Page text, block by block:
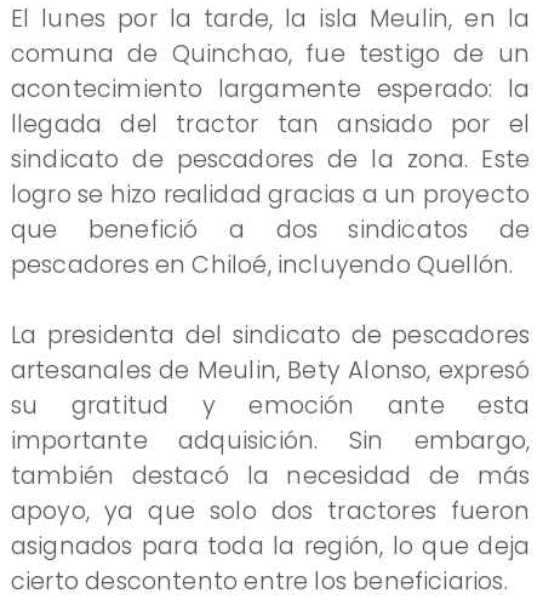
El lunes por la tarde, la isla Meulin, en la
comuna de Quinchao, fue testigo de un
acontecimiento largamente esperado: la
llegada del tractor tan ansiado por el
sindicato de pescadores de la zona. Este
logro se hizo realidad gracias a un proyecto
que benefició a dos sindicatos de
pescadores en Chiloé, incluyendo Quellón.
La presidenta del sindicato de pescadores
artesanales de Meulin, Bety Alonso, expresó
su gratitud y emoción ante esta
importante adquisición. Sin embargo,
también destacó la necesidad de más
apoyo, ya que solo dos tractores fueron
asignados para toda la región, lo que deja
cierto descontento entre los beneficiarios.